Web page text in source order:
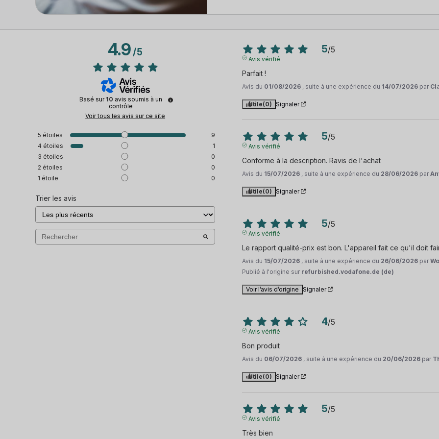
4.9/5
Basé sur 10 avis soumis à un
contrôle
Voir tous les avis sur ce site
5 étoiles
9
4 étoiles
1
3 étoiles
0
2 étoiles
0
1 étoile 0
Trier les avis
5/5
Avis vérifié
Parfait !
Avis du 01/08/2026 , suite à une expérience du 14/07/2026 par
Utile(0) Signaler
5/5
Avis vérifié
Conforme à la description. Ravis de l'achat
Avis du 15/07/2026 , suite à une expérience du 28/06/2026 par
Utile(0) Signaler
5/5
Avis vérifié
Le rapport qualité-prix est bon. L'appareil fait ce qu'il doit
Avis du 15/07/2026 , suite à une expérience du 26/06/2026 par
Publié à l'origine sur refurbished.vodafone.de (de)
Voir l’avis d’origine Signaler
4/5
Avis vérifié
Bon produit
Avis du 06/07/2026 , suite à une expérience du 20/06/2026 par
Utile(0) Signaler
5/5
Avis vérifié
Très bien